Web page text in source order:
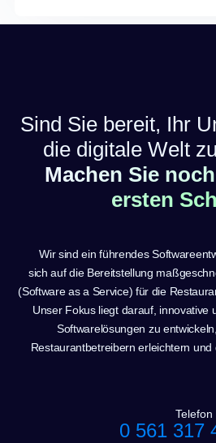
Sind Sie bereit, Ihr
die digitale Welt
Machen Sie
ersten
Wir sind ein führendes
sich auf die Bereitstellung
(Software as a Service) für die
Unser Fokus liegt darauf, innovative
Softwarelösungen zu
Restaurantbetreibern erleichtern und
Telefon
0 561 317